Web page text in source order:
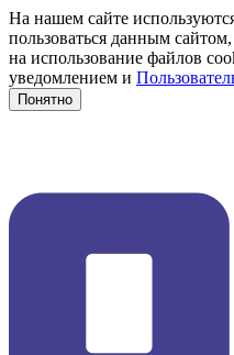
На нашем сайте
пользоваться данным
на использование файлов
уведомлением и
Понятно